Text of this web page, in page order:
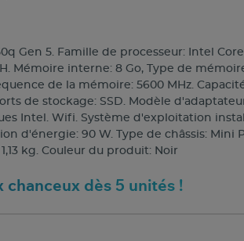
Gen 5. Famille de processeur: Intel Core
Mémoire interne: 8 Go, Type de
de la mémoire: 5600 MHz.
de stockage: SSD. Modèle
Intel. Wifi. Système d'exploitation
d'énergie: 90 W. Type de châssis: Mini
kg. Couleur du produit: Noir
chanceux dès 5 unités !